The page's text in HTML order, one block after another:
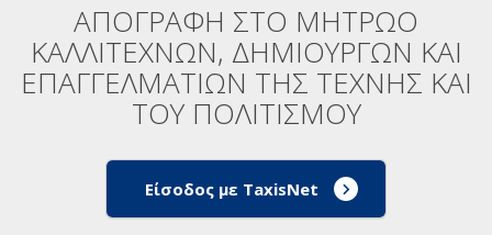
ΑΠΟΓΡΑΦΗ ΣΤΟ ΜΗΤΡΩΟ
ΚΑΛΛΙΤΕΧΝΩΝ, ΔΗΜΙΟΥΡΓΩΝ ΚΑΙ
ΕΠΑΓΓΕΛΜΑΤΙΩΝ ΤΗΣ ΤΕΧΝΗΣ ΚΑΙ
ΤΟΥ ΠΟΛΙΤΙΣΜΟΥ
Είσοδος με TaxisNet